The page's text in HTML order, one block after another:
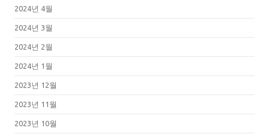
2024년 4월
2024년 3월
2024년 2월
2024년 1월
2023년 12월
2023년 11월
2023년 10월